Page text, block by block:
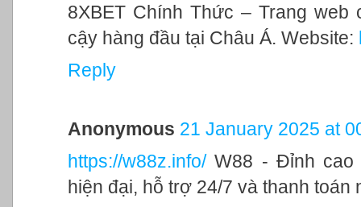
8XBET Chính Thức – Trang
cậy hàng đầu tại Châu Á. Website:
Reply
Anonymous 21 January 2025 at
https://w88z.info/W88 - Đỉnh cao
hiện đại, hỗ trợ 24/7 và thanh toán